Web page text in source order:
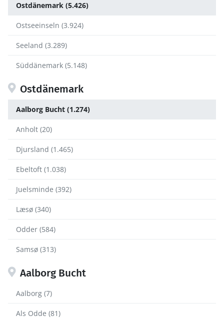
Ostdänemark (5.426)
Ostseeinseln (3.924)
Seeland (3.289)
Süddänemark (5.148)
Ostdänemark
Aalborg Bucht (1.274)
Anholt (20)
Djursland (1.465)
Ebeltoft (1.038)
Juelsminde (392)
Læsø (340)
Odder (584)
Samsø (313)
Aalborg Bucht
Aalborg (7)
Als Odde (81)